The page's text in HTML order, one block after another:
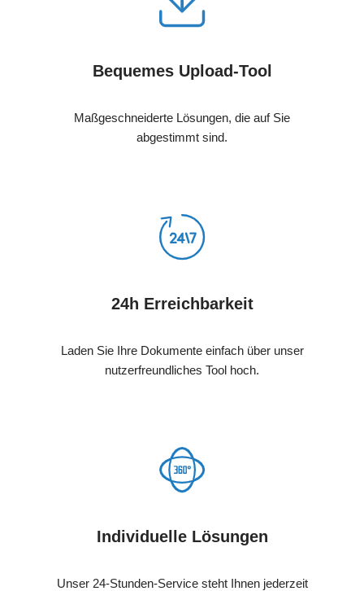
Bequemes Upload-Tool
Maßgeschneiderte Lösungen, die auf Sie
abgestimmt sind.
24h Erreichbarkeit
Laden Sie Ihre Dokumente einfach über unser
nutzerfreundliches Tool hoch.
Individuelle Lösungen
Unser 24-Stunden-Service steht Ihnen jederzeit